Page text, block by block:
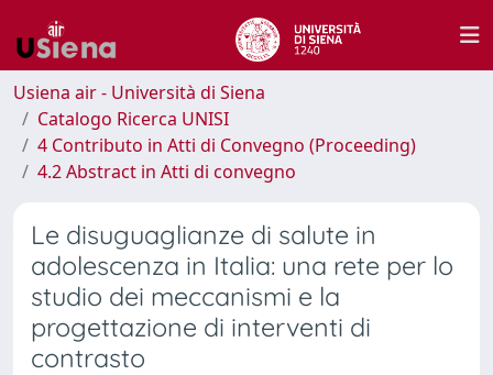
Usiena air - Università di Siena
Catalogo Ricerca UNISI
4 Contributo in Atti di Convegno (Proceeding)
4.2 Abstract in Atti di convegno
Le disuguaglianze di salute in
adolescenza in Italia: una rete per lo
studio dei meccanismi e la
progettazione di interventi di
contrasto